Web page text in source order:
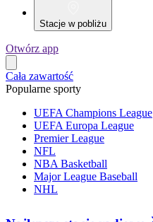
Stacje w pobliżu
Otwórz app
Cała zawartość
Popularne sporty
UEFA Champions League
UEFA Europa League
Premier League
NFL
NBA Basketball
Major League Baseball
NHL